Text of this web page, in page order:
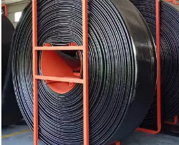
300
308
300
308
300
300
308
300